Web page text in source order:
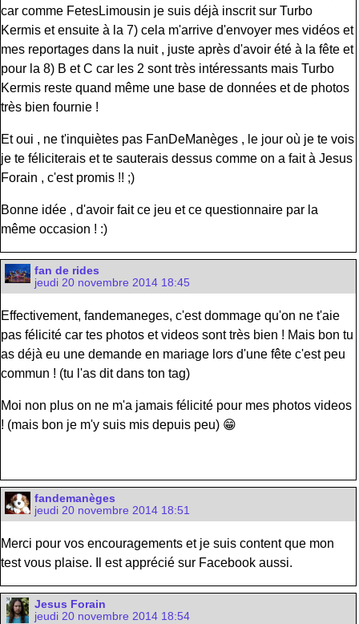
car comme FetesLimousin je suis déjà inscrit sur Turbo
Kermis et ensuite à la 7) cela m'arrive d'envoyer mes vidéos et
mes reportages dans la nuit , juste après d'avoir été à la fête et
pour la 8) B et C car les 2 sont très intéressants mais Turbo
Kermis reste quand même une base de données et de photos
très bien fournie !
Et oui , ne t'inquiètes pas FanDeManèges , le jour où je te vois
je te féliciterais et te sauterais dessus comme on a fait à Jesus
Forain , c'est promis !! ;)
Bonne idée , d'avoir fait ce jeu et ce questionnaire par la
même occasion ! :)
fan de rides
jeudi 20 novembre 2014 18:45
Effectivement, fandemaneges, c'est dommage qu'on ne t'aie
pas félicité car tes photos et videos sont très bien ! Mais bon tu
as déjà eu une demande en mariage lors d'une fête c'est peu
commun ! (tu l'as dit dans ton tag)
Moi non plus on ne m'a jamais félicité pour mes photos videos
! (mais bon je m'y suis mis depuis peu) 😁
fandemanèges
jeudi 20 novembre 2014 18:51
Merci pour vos encouragements et je suis content que mon
test vous plaise. Il est apprécié sur Facebook aussi.
Jesus Forain
jeudi 20 novembre 2014 18:54